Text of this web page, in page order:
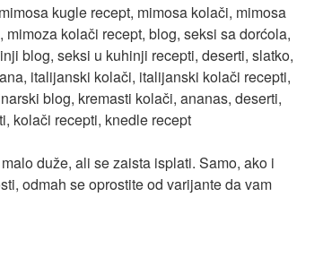
duže, ali se zaista isplati. Samo, ako i
odmah se oprostite od varijante da vam